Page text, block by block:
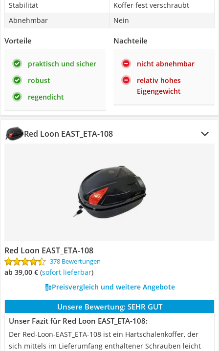
Stabilität
Koffer fest verschraubt
Abnehmbar
Nein
Vorteile
praktisch und sicher
robust
regendicht
Nachteile
nicht abnehmbar
relativ hohes
Eigengewicht
Red Loon ‎EAST_ETA-108
Red Loon ‎EAST_ETA-108
378 Bewertungen
ab 39,00 € ( Sofort lieferbar)
Preisvergleich und weitere Angebote
Unsere Bewertung: SEHR GUT
Unser Fazit für Red Loon ‎EAST_ETA-108:
Der Red-Loon-EAST_ETA-108 ist ein Hartschalenkoffer, der
sich mittels im Lieferumfang enthaltener Schrauben leicht